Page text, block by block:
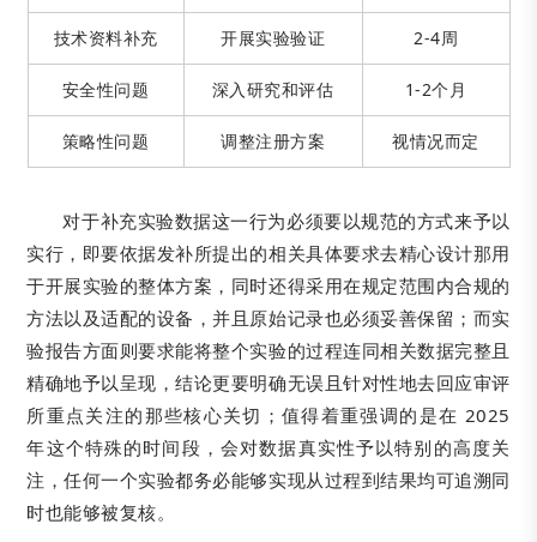
技术资料补充 开展实验验证 2-4周
安全性问题 深入研究和评估 1-2个月
策略性问题 调整注册方案 视情况而定
对于补充实验数据这一行为必须要以规范的方式来予以
实行，即要依据发补所提出的相关具体要求去精心设计那用
于开展实验的整体方案，同时还得采用在规定范围内合规的
方法以及适配的设备，并且原始记录也必须妥善保留；而实
验报告方面则要求能将整个实验的过程连同相关数据完整且
精确地予以呈现，结论更要明确无误且针对性地去回应审评
所重点关注的那些核心关切；值得着重强调的是在 2025
年这个特殊的时间段，会对数据真实性予以特别的高度关
注，任何一个实验都务必能够实现从过程到结果均可追溯同
时也能够被复核。